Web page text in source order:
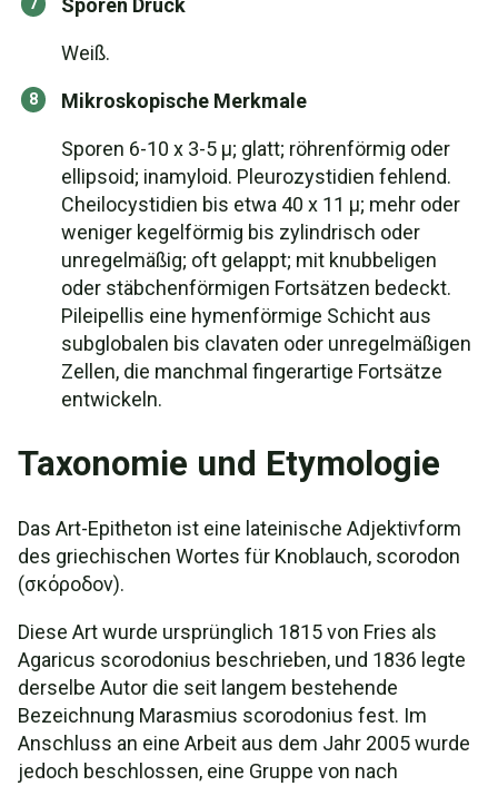
Sporen Druck
Weiß.
Mikroskopische Merkmale
Sporen 6-10 x 3-5 µ; glatt; röhrenförmig oder
ellipsoid; inamyloid. Pleurozystidien fehlend.
Cheilocystidien bis etwa 40 x 11 µ; mehr oder
weniger kegelförmig bis zylindrisch oder
unregelmäßig; oft gelappt; mit knubbeligen
oder stäbchenförmigen Fortsätzen bedeckt.
Pileipellis eine hymenförmige Schicht aus
subglobalen bis clavaten oder unregelmäßigen
Zellen, die manchmal fingerartige Fortsätze
entwickeln.
Taxonomie und Etymologie
Das Art-Epitheton ist eine lateinische Adjektivform
des griechischen Wortes für Knoblauch, scorodon
(σκόροδον).
Diese Art wurde ursprünglich 1815 von Fries als
Agaricus scorodonius beschrieben, und 1836 legte
derselbe Autor die seit langem bestehende
Bezeichnung Marasmius scorodonius fest. Im
Anschluss an eine Arbeit aus dem Jahr 2005 wurde
jedoch beschlossen, eine Gruppe von nach